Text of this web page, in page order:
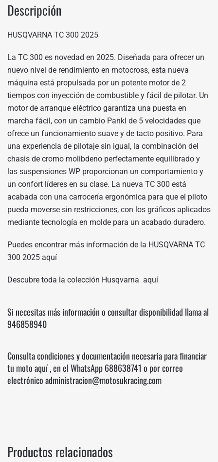
Descripción
HUSQVARNA TC 300 2025
La TC 300 es novedad en 2025. Diseñada para ofrecer un
nuevo nivel de rendimiento en motocross, esta nueva
máquina está propulsada por un potente motor de 2
tiempos con inyección de combustible y fácil de pilotar. Un
motor de arranque eléctrico garantiza una puesta en
marcha fácil, con un cambio Pankl de 5 velocidades que
ofrece un funcionamiento suave y de tacto positivo. Para
una experiencia de pilotaje sin igual, la combinación del
chasis de cromo molibdeno perfectamente equilibrado y
las suspensiones WP proporcionan un comportamiento y
un confort líderes en su clase. La nueva TC 300 está
acabada con una carrocería ergonómica para que el piloto
pueda moverse sin restricciones, con los gráficos aplicados
mediante tecnología en molde para un acabado duradero.
Puedes encontrar más información de la HUSQVARNA TC
300 2025 aquí
Descubre toda la colección Husqvarna aquí
Si necesitas más información o consultar disponibilidad llama al
946858940
Consulta condiciones y documentación necesaria para financiar
tu motoaquí, en el WhatsApp688638741 o por correo
electrónico administracion@motosukracing.com
Productos relacionados